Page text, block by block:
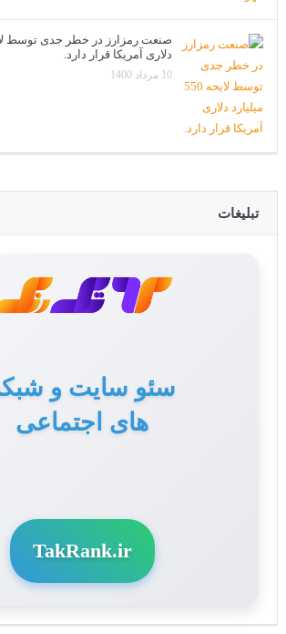
دلاری آمریکا قرار دارد.
10 مرداد 1400
تبلیغات
سئو سایت و
های اجتماعی
TakRank.ir